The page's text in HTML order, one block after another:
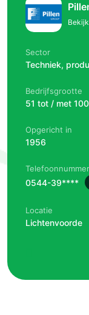
Sector
Techniek,
Bedrijfsgrootte
51 tot / met
Opgericht in
1956
Telefoonnummer
0544-39****
Locatie
Lichtenvoorde